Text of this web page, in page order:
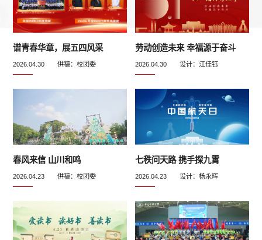
谱青春华章，展五四风采
2026.04.30 供稿：校团委
劳动创造未来 幸福源于奋斗
2026.04.30 设计：江佳钰
春风来信 山川和鸣
2026.04.23 供稿：校团委
七秩问天路 携手探九霄
2026.04.23 设计：杨永晖